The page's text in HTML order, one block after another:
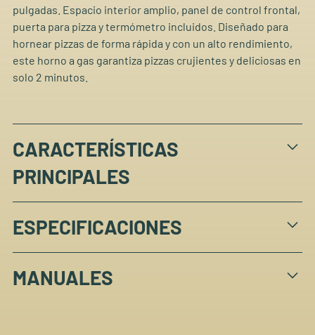
pulgadas. Espacio interior amplio, panel de control frontal,
puerta para pizza y termómetro incluidos. Diseñado para
hornear pizzas de forma rápida y con un alto rendimiento,
este horno a gas garantiza pizzas crujientes y deliciosas en
solo 2 minutos.
CARACTERÍSTICAS
PRINCIPALES
hornear pizzas fácilmente
La puerta de la pizza siempre está incluida
Hornee su pizza favorita con masa de piedra a la
perfección en sólo 2 minutos.
ESPECIFICACIONES
Presión de gas:
30 mbar / 50mbar (DE, AT)
MANUALES